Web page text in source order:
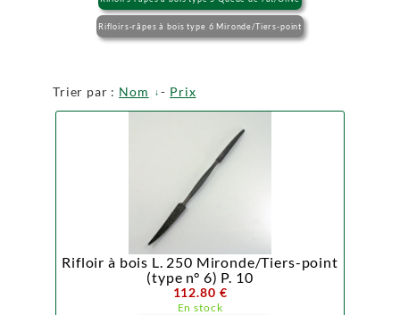
Rifloirs-râpes à bois type 6 Mironde/Tiers-point
Trier par : Nom - Prix
Rifloir à bois L. 250 Mironde/Tiers-point
(type n° 6) P. 10
112.80 €
En stock